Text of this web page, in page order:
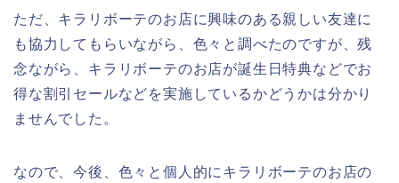
ただ、キラリボーテのお店に興味のある親しい友達に
も協力してもらいながら、色々と調べたのですが、残
念ながら、キラリボーテのお店が誕生日特典などでお
得な割引セールなどを実施しているかどうかは分かり
ませんでした。
なので、今後、色々と個人的にキラリボーテのお店の